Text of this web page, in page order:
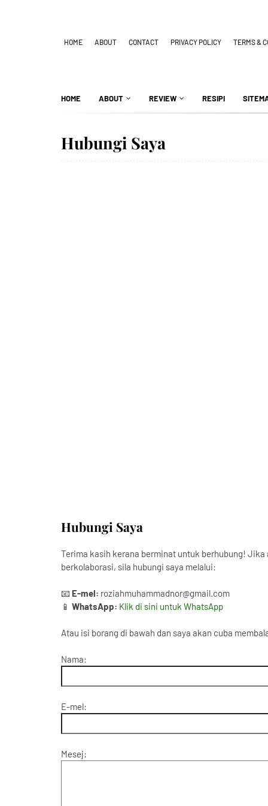
HOME ABOUT CONTACT PRIVACY POLICY TERMS &
HOME ABOUT REVIEW RESIPI
Hubungi Saya
Hubungi Saya
Terima kasih kerana berminat untuk berhubung!
berkolaborasi, sila hubungi saya melalui:
📧 E-mel: roziahmuhammadnor@gmail.com
📱 WhatsApp: Klik di sini untuk WhatsApp
Atau isi borang di bawah dan saya akan cuba
Nama:
E-mel:
Mesej: